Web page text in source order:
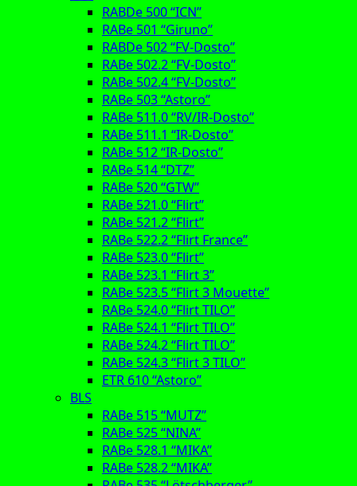
RABDe 500 “ICN”
RABe 501 “Giruno”
RABDe 502 “FV-Dosto”
RABe 502.2 “FV-Dosto”
RABe 502.4 “FV-Dosto”
RABe 503 “Astoro”
RABe 511.0 “RV/IR-Dosto”
RABe 511.1 “IR-Dosto”
RABe 512 “IR-Dosto”
RABe 514 “DTZ”
RABe 520 “GTW”
RABe 521.0 “Flirt”
RABe 521.2 “Flirt”
RABe 522.2 “Flirt France”
RABe 523.0 “Flirt”
RABe 523.1 “Flirt 3”
RABe 523.5 “Flirt 3 Mouette”
RABe 524.0 “Flirt TILO”
RABe 524.1 “Flirt TILO”
RABe 524.2 “Flirt TILO”
RABe 524.3 “Flirt 3 TILO”
ETR 610 “Astoro”
BLS
RABe 515 “MUTZ”
RABe 525 “NINA”
RABe 528.1 “MIKA”
RABe 528.2 “MIKA”